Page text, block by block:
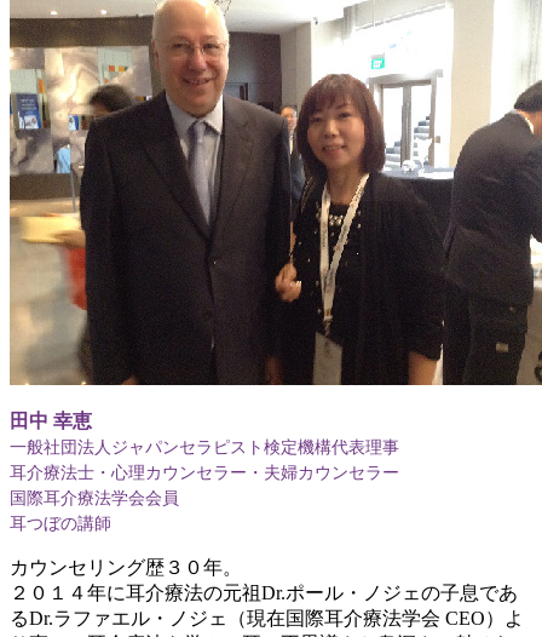
田中 幸恵
一般社団法人ジャパンセラピスト検定機構代表理事
耳介療法士・心理カウンセラー・夫婦カウンセラー
国際耳介療法学会会員
耳つぼの講師
カウンセリング歴３０年。
２０１４年に耳介療法の元祖Dr.ポール・ノジェの子息であ
るDr.ラファエル・ノジェ（現在国際耳介療法学会 CEO）よ